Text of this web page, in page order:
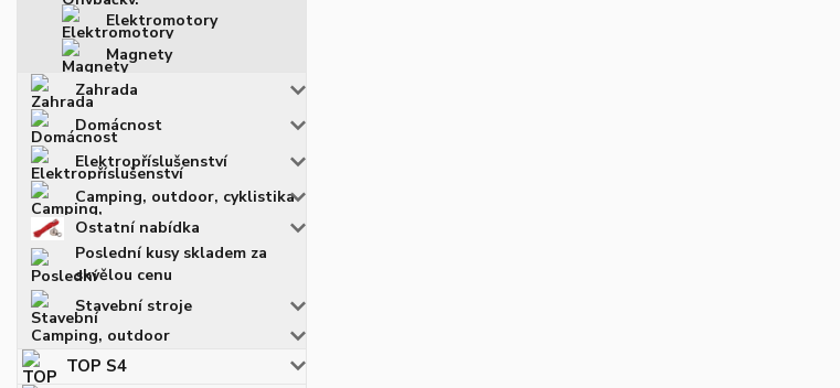
Elektromotory
Magnety
Zahrada
Domácnost
Elektropříslušenství
Camping, outdoor, cyklistika
Ostatní nabídka
Poslední kusy skladem za
skvělou cenu
Stavební stroje
Camping, outdoor
TOP S4